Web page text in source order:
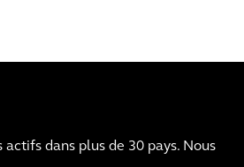
dans plus de 30 pays. Nous